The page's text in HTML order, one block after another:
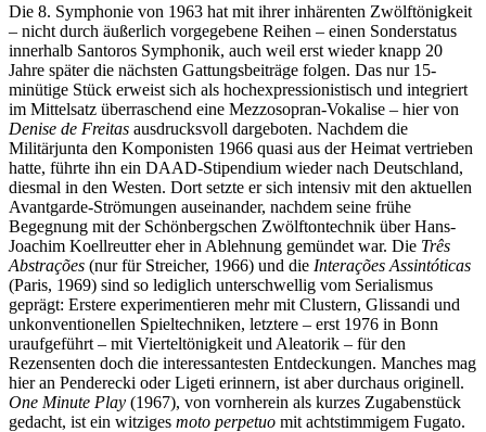
Die 8. Symphonie von 1963 hat mit ihrer inhärenten Zwölftönigkeit
– nicht durch äußerlich vorgegebene Reihen – einen Sonderstatus
innerhalb Santoros Symphonik, auch weil erst wieder knapp 20
Jahre später die nächsten Gattungsbeiträge folgen. Das nur 15-
minütige Stück erweist sich als hochexpressionistisch und integriert
im Mittelsatz überraschend eine Mezzosopran-Vokalise – hier von
Denise de Freitas ausdrucksvoll dargeboten. Nachdem die
Militärjunta den Komponisten 1966 quasi aus der Heimat vertrieben
hatte, führte ihn ein DAAD-Stipendium wieder nach Deutschland,
diesmal in den Westen. Dort setzte er sich intensiv mit den aktuellen
Avantgarde-Strömungen auseinander, nachdem seine frühe
Begegnung mit der Schönbergschen Zwölftontechnik über Hans-
Joachim Koellreutter eher in Ablehnung gemündet war. Die Três
Abstrações (nur für Streicher, 1966) und die Interações Assintóticas
(Paris, 1969) sind so lediglich unterschwellig vom Serialismus
geprägt: Erstere experimentieren mehr mit Clustern, Glissandi und
unkonventionellen Spieltechniken, letztere – erst 1976 in Bonn
uraufgeführt – mit Vierteltönigkeit und Aleatorik – für den
Rezensenten doch die interessantesten Entdeckungen. Manches mag
hier an Penderecki oder Ligeti erinnern, ist aber durchaus originell.
One Minute Play (1967), von vornherein als kurzes Zugabenstück
gedacht, ist ein witziges moto perpetuo mit achtstimmigem Fugato.